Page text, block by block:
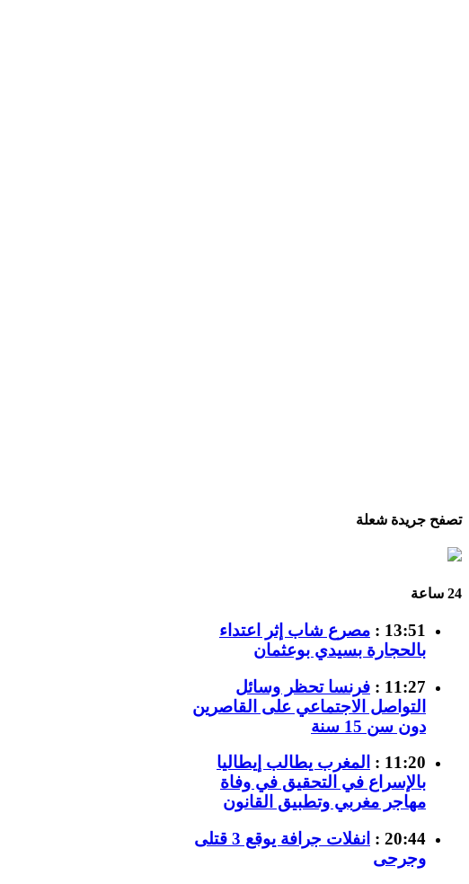
تصفح جريدة شعلة
24 ساعة
13:51 :
مصرع شاب إثر اعتداء
بالحجارة بسيدي بوعثمان
11:27 :
فرنسا تحظر وسائل
التواصل الاجتماعي على القاصرين
دون سن 15 سنة
11:20 :
المغرب يطالب إيطاليا
بالإسراع في التحقيق في وفاة
مهاجر مغربي وتطبيق القانون
20:44 :
انفلات جرافة يوقع 3 قتلى
وجرحى